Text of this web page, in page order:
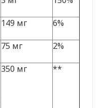
149 мг 6%
75 мг 2%
350 мг **